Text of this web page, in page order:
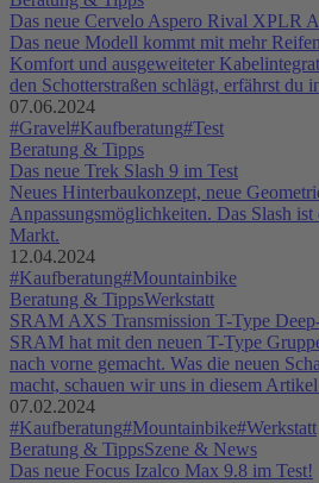
Das neue Cervelo Aspero Rival XPLR
Das neue Modell kommt mit mehr
Komfort und ausgeweiteter
den Schotterstraßen schlägt, erfährst du
07.06.2024
#Gravel#Kaufberatung#Test
Beratung & Tipps
Das neue Trek Slash 9 im Test
Neues Hinterbaukonzept, neue
Anpassungsmöglichkeiten. Das Slash
Markt.
12.04.2024
#Kaufberatung#Mountainbike
Beratung & TippsWerkstatt
SRAM AXS Transmission T-Type
SRAM hat mit den neuen T-Type
nach vorne gemacht. Was die neuen
macht, schauen wir uns in diesem
07.02.2024
#Kaufberatung#Mountainbike#Werkstatt
Beratung & TippsSzene & News
Das neue Focus Izalco Max 9.8 im Test!